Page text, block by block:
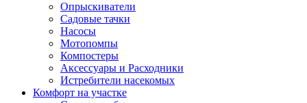
Опрыскиватели
Садовые тачки
Насосы
Мотопомпы
Компостеры
Аксессуары и Расходники
Истребители насекомых
Комфорт на участке